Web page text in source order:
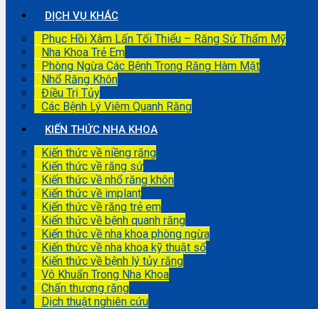
DỊCH VỤ KHÁC
Phục Hồi Xâm Lấn Tối Thiểu – Răng Sứ Thẩm Mỹ
Nha Khoa Trẻ Em
Phòng Ngừa Các Bệnh Trong Răng Hàm Mặt
Nhổ Răng Khôn
Điều Trị Tủy
Các Bệnh Lý Viêm Quanh Răng
KIẾN THỨC NHA KHOA
Kiến thức về niềng răng
Kiến thức về răng sứ
Kiến thức về nhổ răng khôn
Kiến thức về implant
Kiến thức về răng trẻ em
Kiến thức về bệnh quanh răng
Kiến thức về nha khoa phòng ngừa
Kiến thức về nha khoa kỹ thuật số
Kiến thức về bệnh lý tủy răng
Vô Khuẩn Trong Nha Khoa
Chấn thương răng
Dịch thuật nghiên cứu